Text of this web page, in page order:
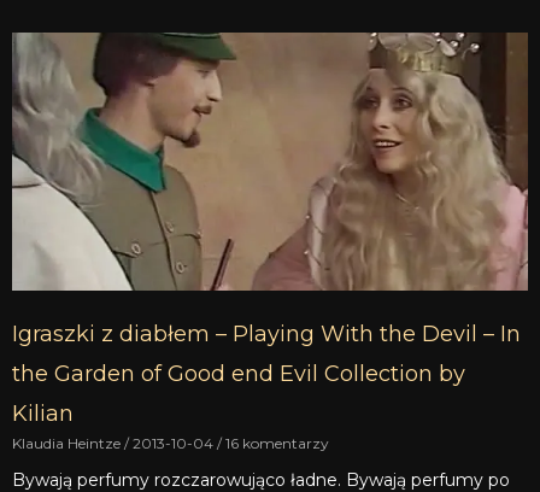
Igraszki z diabłem – Playing With the Devil – In
the Garden of Good end Evil Collection by
Kilian
Klaudia Heintze 2013-10-04 16 komentarzy
Bywają perfumy rozczarowująco ładne. Bywają perfumy po